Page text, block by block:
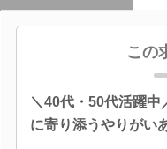
この
＼40代・50代活躍中
に寄り添うやりがい